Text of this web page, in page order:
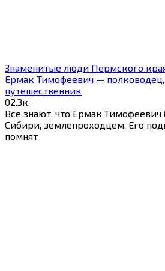
Знаменитые люди Пермского
Ермак Тимофеевич —
путешественник
02.3к.
Все знают, что Ермак Тимофеевич
Сибири, землепроходцем. Его
помнят